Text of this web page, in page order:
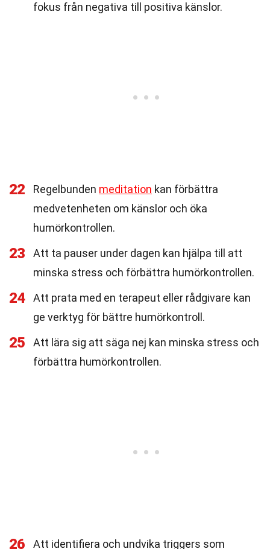
fokus från negativa till positiva känslor.
22 Regelbunden meditation kan förbättra
medvetenheten om känslor och öka
humörkontrollen.
23
Att ta pauser under dagen kan hjälpa till att
minska stress och förbättra humörkontrollen.
24
Att prata med en terapeut eller rådgivare kan
ge verktyg för bättre humörkontroll.
25
Att lära sig att säga nej kan minska stress och
förbättra humörkontrollen.
26 Att identifiera och undvika triggers som